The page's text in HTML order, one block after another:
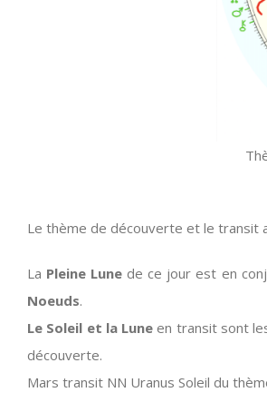
Le thème de découverte et le transit
La Pleine Lune de ce jour est en
Noeuds.
Le Soleil et la Lune en transit sont
découverte.
Mars transit NN Uranus Soleil du